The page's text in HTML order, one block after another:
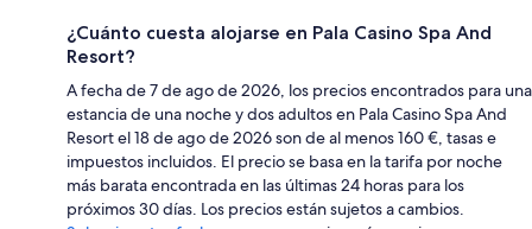
¿Cuánto cuesta alojarse en Pala Casino Spa And
Resort?
A fecha de 7 de ago de 2026, los precios encontrados para una
estancia de una noche y dos adultos en Pala Casino Spa And
Resort el 18 de ago de 2026 son de al menos 160 €, tasas e
impuestos incluidos. El precio se basa en la tarifa por noche
más barata encontrada en las últimas 24 horas para los
próximos 30 días. Los precios están sujetos a cambios.